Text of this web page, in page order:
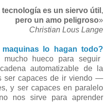
tecnología es un siervo útil ,
pero un amo peligroso»
Christian Lous Lange
lo hagan todo?
mucho hueco para seguir
automatizable de la
ser capaces de ir viendo —
y ser capaces en paralelo
nos sirve para aprender